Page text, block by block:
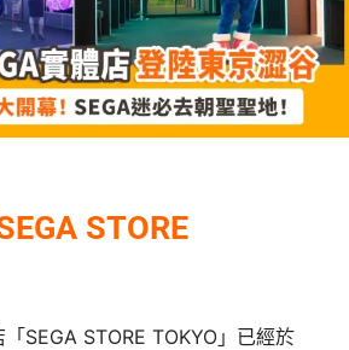
STORE
SEGA STORE TOKYO」已經於